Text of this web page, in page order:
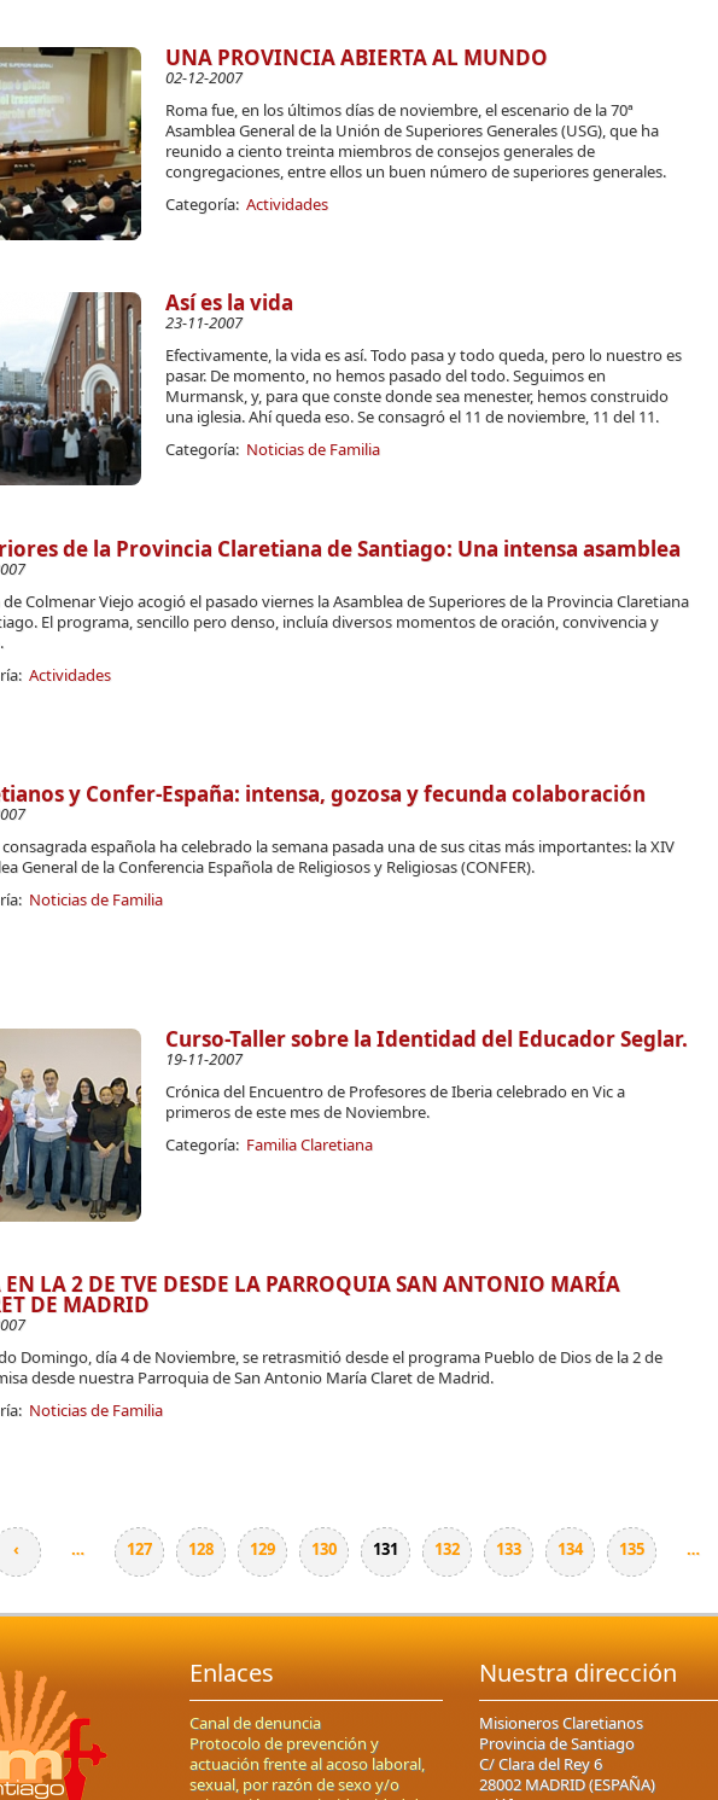
UNA PROVINCIA ABIERTA AL MUNDO
02-12-2007
Roma fue, en los últimos días de noviembre, el escenario de la 70ª
Asamblea General de la Unión de Superiores Generales (USG), que ha
reunido a ciento treinta miembros de consejos generales de
congregaciones, entre ellos un buen número de superiores generales.
Categoría: Actividades
Así es la vida
23-11-2007
Efectivamente, la vida es así. Todo pasa y todo queda, pero lo nuestro es
pasar. De momento, no hemos pasado del todo. Seguimos en
Murmansk, y, para que conste donde sea menester, hemos construido
una iglesia. Ahí queda eso. Se consagró el 11 de noviembre, 11 del 11.
Categoría: Noticias de Familia
de la Provincia Claretiana de Santiago: Una intensa asamblea
de Colmenar Viejo acogió el pasado viernes la Asamblea de Superiores de la Provincia Claretiana
El programa, sencillo pero denso, incluía diversos momentos de oración, convivencia y
Actividades
y Confer-España: intensa, gozosa y fecunda colaboración
consagrada española ha celebrado la semana pasada una de sus citas más importantes: la XIV
General de la Conferencia Española de Religiosos y Religiosas (CONFER).
Noticias de Familia
Curso-Taller sobre la Identidad del Educador Seglar.
19-11-2007
Crónica del Encuentro de Profesores de Iberia celebrado en Vic a
primeros de este mes de Noviembre.
Categoría: Familia Claretiana
LA 2 DE TVE DESDE LA PARROQUIA SAN ANTONIO MARÍA
DE MADRID
Domingo, día 4 de Noviembre, se retrasmitió desde el programa Pueblo de Dios de la 2 de
desde nuestra Parroquia de San Antonio María Claret de Madrid.
Noticias de Familia
‹ … 127 128 129 130 131 132 133 134 135 …
Enlaces
Canal de denuncia
Protocolo de prevención y
actuación frente al acoso laboral,
sexual, por razón de sexo y/o
Nuestra dirección
Misioneros Claretianos
Provincia de Santiago
C/ Clara del Rey 6
28002 MADRID (ESPAÑA)